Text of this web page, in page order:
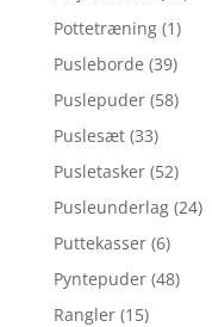
Pottetræning (1)
Pusleborde (39)
Puslepuder (58)
Puslesæt (33)
Pusletasker (52)
Pusleunderlag (24)
Puttekasser (6)
Pyntepuder (48)
Rangler (15)